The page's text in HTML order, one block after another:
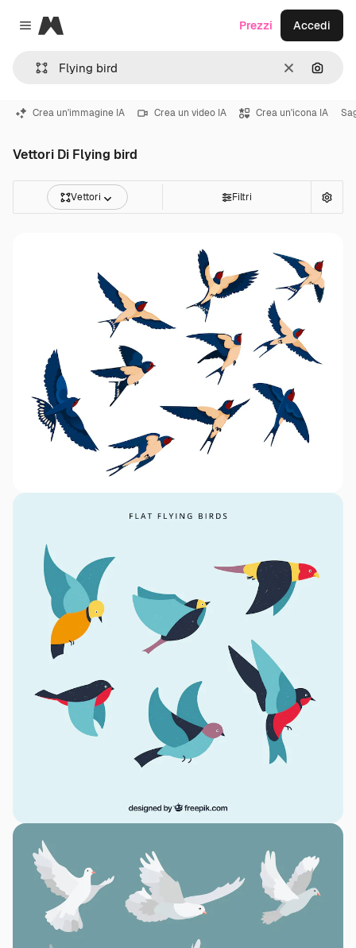
Close menu
Magnific
CancellaCerca
Prezzi Accedi
Crea un'immagine IA Crea un video IA Crea un'icona IA
Vettori Di Flying bird
Vettori Filtri